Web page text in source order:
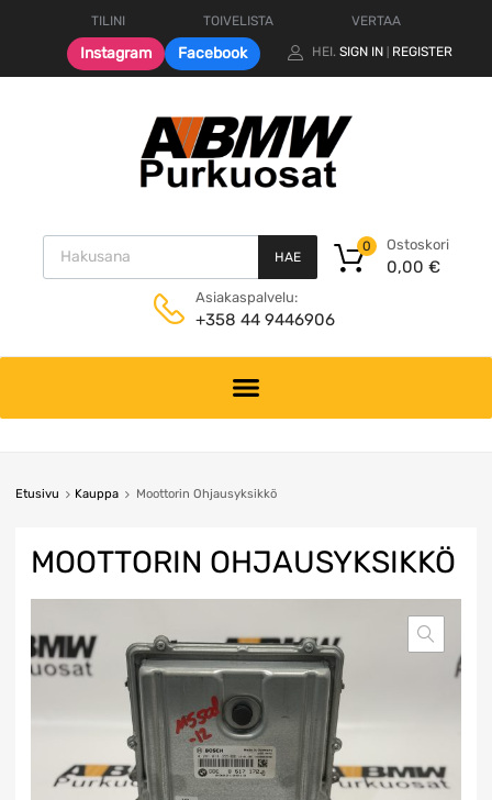
TILINI TOIVELISTA VERTAA
Instagram Facebook HEI. SIGN IN REGISTER
Products search
HAE
Ostoskori
0,00 €
0
Asiakaspalvelu:
+358 44 9446906
content
Etusivu Kauppa Moottorin Ohjausyksikkö
MOOTTORIN OHJAUSYKSIKKÖ